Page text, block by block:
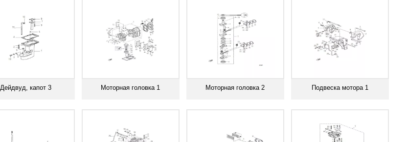
Дейдвуд, капот 3 Моторная головка 1 Моторная головка 2 Подвеска мотора 1